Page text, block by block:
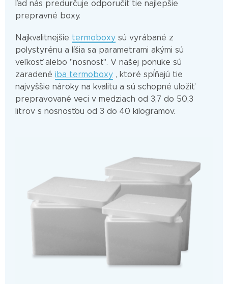
ľad nás predurčuje odporučiť tie najlepšie
prepravné boxy.
Najkvalitnejšie termoboxy sú vyrábané z
polystyrénu a líšia sa parametrami akými sú
veľkosť alebo "nosnosť". V našej ponuke sú
zaradené iba termoboxy , ktoré spĺňajú tie
najvyššie nároky na kvalitu a sú schopné uložiť
prepravované veci v medziach od 3,7 do 50,3
litrov s nosnosťou od 3 do 40 kilogramov.